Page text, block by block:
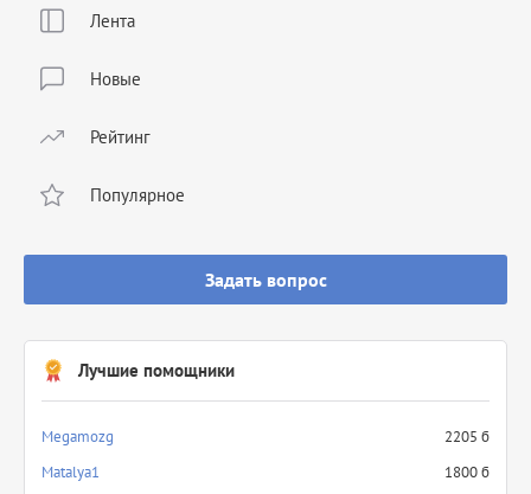
Лента
Новые
Рейтинг
Популярное
Задать вопрос
Лучшие помощники
Megamozg
2205 б
Matalya1
1800 б